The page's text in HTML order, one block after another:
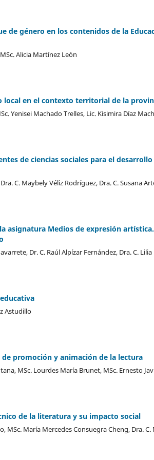
de género en los contenidos de la
Alicia Martínez León
local en el contexto territorial de la
Yenisei Machado Trelles, Lic. Kisimira Díaz
de ciencias sociales para el
C. Maybely Véliz Rodríguez, Dra. C. Susana
asignatura Medios de expresión
Dr. C. Raúl Alpízar Fernández, Dra. C.
Astudillo
promoción y animación de la lectura
MSc. Lourdes María Brunet, MSc. Ernesto
de la literatura y su impacto social
MSc. María Mercedes Consuegra Cheng, Dra.